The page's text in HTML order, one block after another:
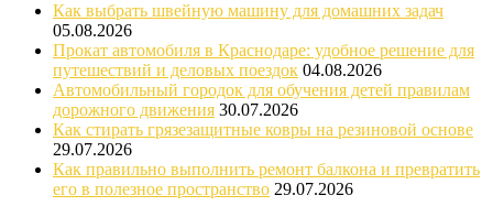
Как выбрать швейную машину для домашних задач
05.08.2026
Прокат автомобиля в Краснодаре: удобное решение для
путешествий и деловых поездок 04.08.2026
Автомобильный городок для обучения детей правилам
дорожного движения 30.07.2026
Как стирать грязезащитные ковры на резиновой основе
29.07.2026
Как правильно выполнить ремонт балкона и превратить
его в полезное пространство 29.07.2026